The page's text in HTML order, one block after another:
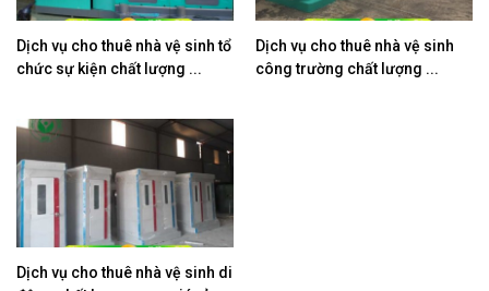
Dịch vụ cho thuê nhà vệ sinh tổ
chức sự kiện chất lượng ...
Dịch vụ cho thuê nhà vệ sinh
công trường chất lượng ...
Dịch vụ cho thuê nhà vệ sinh di